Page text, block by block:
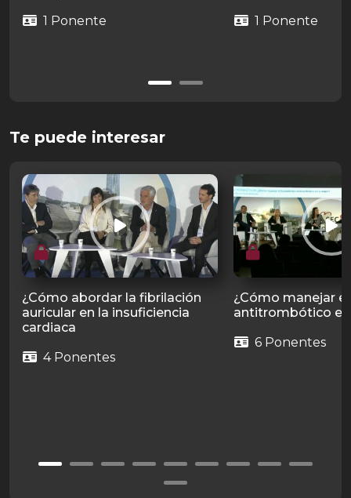
1 Ponente
1 Ponente
Te puede interesar
¿Cómo abordar la fibrilación
auricular en la insuficiencia
cardiaca
4 Ponentes
¿Cómo manejar
antitrombótico
6 Ponentes